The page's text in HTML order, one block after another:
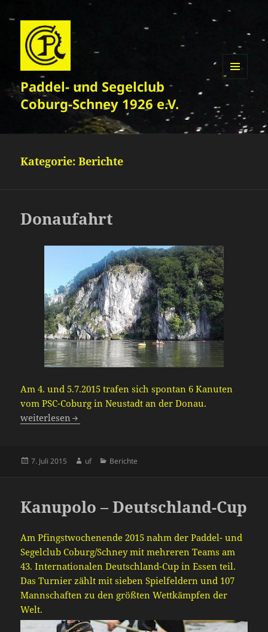
Paddel- und Segelclub
Coburg-Schney 1926 e.V.
MENÜ
WIDGETS
Kategorie:Berichte
Donaufahrt
Am 4. und 5.7.2015 trafen sich spontan 6 Kanuten
vom PSC-Coburg in Neustadt an der Donau.
Donaufahrt
weiterlesen
Veröffentlicht
7. Juli 2015 Autor
uf Kategorien
Berichte
Kanupolo – Deutschland-Cup
Am Pfingstwochenende 2015 nahm der Paddel- und
Segelclub Coburg/Schney mit mehreren Teams am
43. Internationalen Deutschland-Cup in Essen teil.
Das Turnier zählt mit sieben Spielfeldern und 107
Mannschaften zu den größten Wettkämpfen der
Welt.